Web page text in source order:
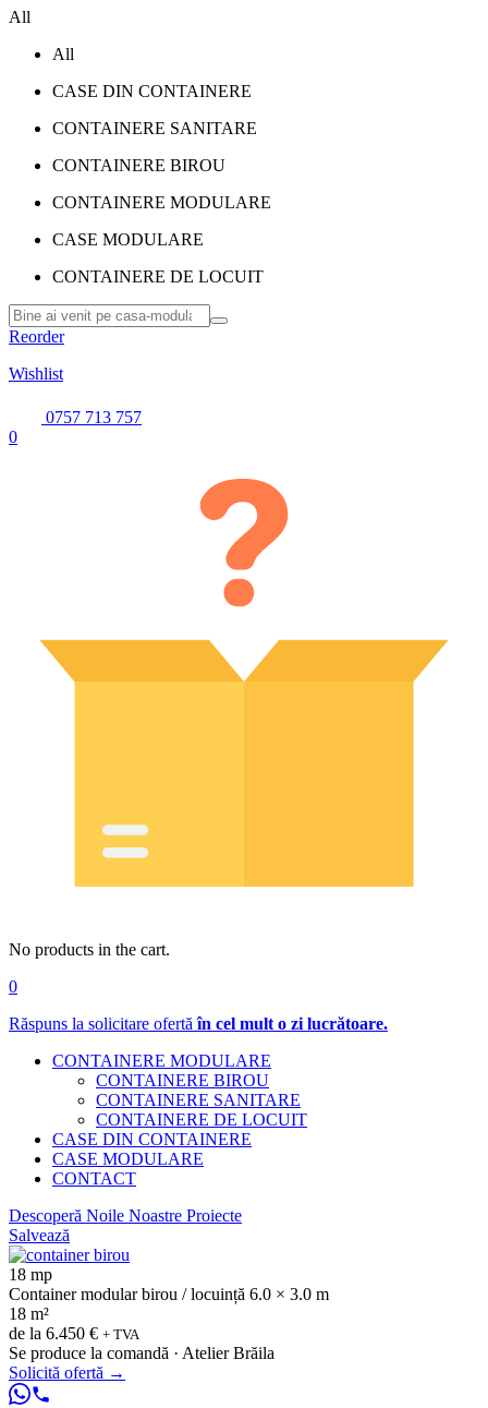
All
All
CASE DIN CONTAINERE
CONTAINERE SANITARE
CONTAINERE BIROU
CONTAINERE MODULARE
CASE MODULARE
CONTAINERE DE LOCUIT
Reorder
Wishlist
0757 713 757
0
No products in the cart.
0
Răspuns la solicitare ofertăîn cel mult o zi lucrătoare.
CONTAINERE MODULARE
CONTAINERE BIROU
CONTAINERE SANITARE
CONTAINERE DE LOCUIT
CASE DIN CONTAINERE
CASE MODULARE
CONTACT
Descoperă Noile Noastre Proiecte
Salvează
18 mp
Container modular birou / locuință 6.0 × 3.0 m
18 m²
de la 6.450 € + TVA
Se produce la comandă · Atelier Brăila
Solicită ofertă →